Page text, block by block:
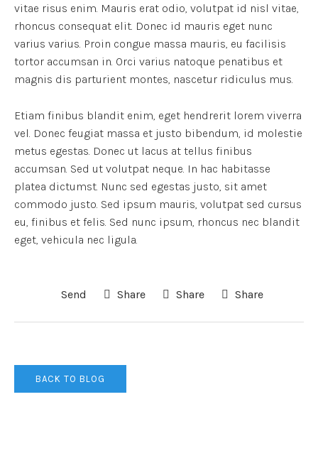
vitae risus enim. Mauris erat odio, volutpat id nisl vitae,
rhoncus consequat elit. Donec id mauris eget nunc
varius varius. Proin congue massa mauris, eu facilisis
tortor accumsan in. Orci varius natoque penatibus et
magnis dis parturient montes, nascetur ridiculus mus.
Etiam finibus blandit enim, eget hendrerit lorem viverra
vel. Donec feugiat massa et justo bibendum, id molestie
metus egestas. Donec ut lacus at tellus finibus
accumsan. Sed ut volutpat neque. In hac habitasse
platea dictumst. Nunc sed egestas justo, sit amet
commodo justo. Sed ipsum mauris, volutpat sed cursus
eu, finibus et felis. Sed nunc ipsum, rhoncus nec blandit
eget, vehicula nec ligula.
Send Share Share Share
BACK TO BLOG